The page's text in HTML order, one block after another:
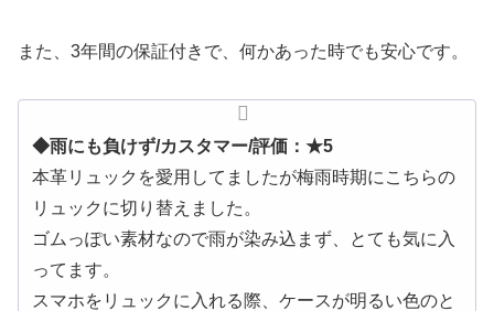
また、3年間の保証付きで、何かあった時でも安心です。
◆雨にも負けず/カスタマー/評価：★5
本革リュックを愛用してましたが梅雨時期にこちらの
リュックに切り替えました。
ゴムっぽい素材なので雨が染み込まず、とても気に入
ってます。
スマホをリュックに入れる際、ケースが明るい色のと